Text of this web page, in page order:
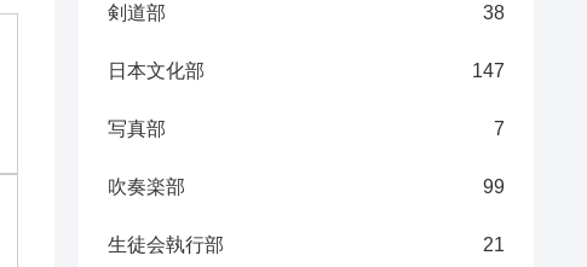
剣道部 38
日本文化部 147
写真部 7
吹奏楽部 99
生徒会執行部 21